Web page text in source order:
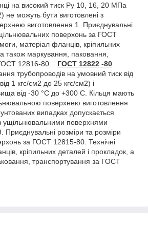
на високий тиск Ру 10, 16, 20 МПа
не можуть бути виготовлені з
виготовлення 1. Приєднувальні
поверхонь за ГОСТ
матеріал фланців, кріпильних
також маркування, паковання,
12816-80. ГОСТ 12822 -80
трубопроводів на умовний тиск від
1 кгс/см2 до 25 кгс/см2) і
від -30 °C до +300 С. Кільця мають
поверхнею виготовлення
випадках допускається
ущільнювальними поверхнями
Приєднувальні розміри та розміри
за ГОСТ 12815-80. Технічні
кріпильних деталей і прокладок, а
транспортування за ГОСТ